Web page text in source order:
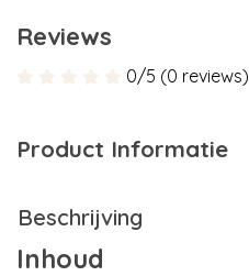
Reviews
0/5 (0 reviews)
Product Informatie
Beschrijving
Inhoud